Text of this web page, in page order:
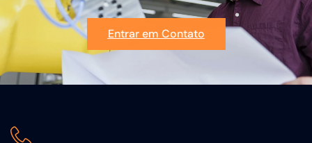
Entrar em Contato